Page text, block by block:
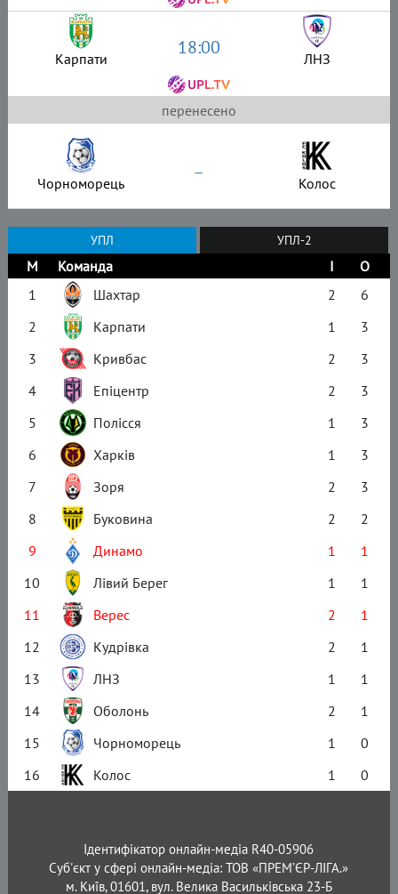
Карпати 18:00 ЛНЗ
перенесено
Чорноморець – Колос
УПЛ УПЛ-2
М Команда І
О
1
Шахтар 2
6
2
Карпати 1
3
3
Кривбас 2
3
4
Епіцентр 2
3
5
Полісся 1
3
6
Харків 1
3
7
Зоря 2
3
8
Буковина 2
2
9
Динамо 1
1
10
Лівий Берег 1
1
11
Верес 2
1
12
Кудрівка 2
1
13
ЛНЗ 1
1
14
Оболонь 2
1
15
Чорноморець 1
0
16
Колос 1 0
Ідентифікатор онлайн-медіа R40-05906
Суб'єкт у сфері онлайн-медіа: ТОВ «ПРЕМ’ЄР-ЛІГА.»
м. Київ, 01601, вул. Велика Васильківська 23-Б